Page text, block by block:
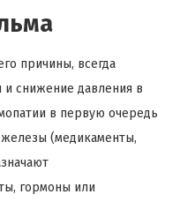
причины, всегда
и снижение давления в
в первую очередь
(медикаменты,
гормоны или